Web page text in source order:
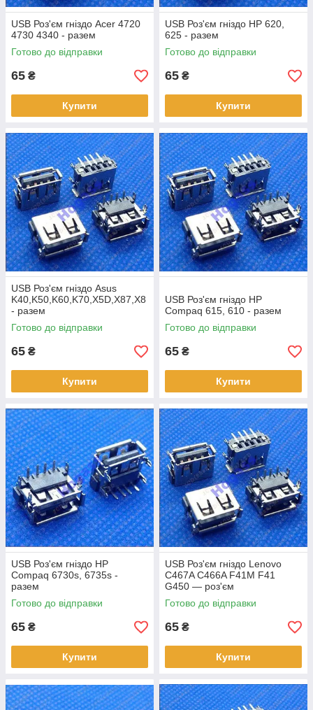
USB Роз'єм гніздо Acer 4720
4730 4340 - разем
Готово до відправки
65 ₴
Купити
USB Роз'єм гніздо HP 620,
625 - разем
Готово до відправки
65 ₴
Купити
USB Роз'єм гніздо Asus
K40,K50,K60,K70,X5D,X87,X8
- разем
Готово до відправки
65 ₴
Купити
USB Роз'єм гніздо HP
Compaq 615, 610 - разем
Готово до відправки
65 ₴
Купити
USB Роз'єм гніздо HP
Compaq 6730s, 6735s -
разем
Готово до відправки
65 ₴
Купити
USB Роз'єм гніздо Lenovo
C467A C466A F41M F41
G450 — роз'єм
Готово до відправки
65 ₴
Купити